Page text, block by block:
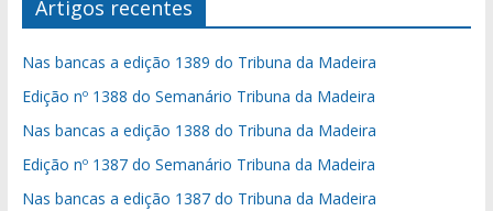
Artigos recentes
Nas bancas a edição 1389 do Tribuna da Madeira
Edição nº 1388 do Semanário Tribuna da Madeira
Nas bancas a edição 1388 do Tribuna da Madeira
Edição nº 1387 do Semanário Tribuna da Madeira
Nas bancas a edição 1387 do Tribuna da Madeira